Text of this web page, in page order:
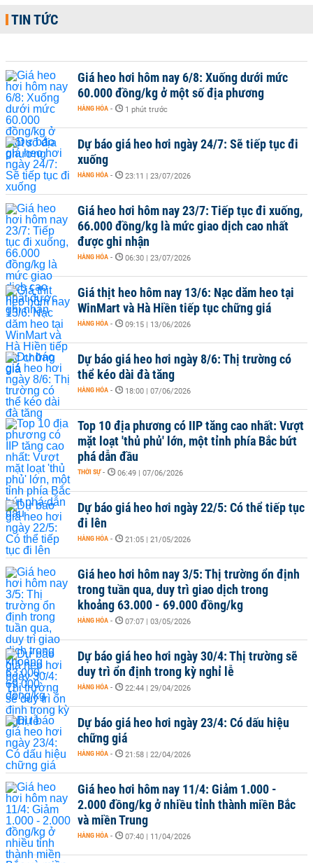
TIN TỨC
Giá heo hơi hôm nay 6/8: Xuống dưới mức
60.000 đồng/kg ở một số địa phương
HÀNG HÓA - 1 phút trước
Dự báo giá heo hơi ngày 24/7: Sẽ tiếp tục đi
xuống
HÀNG HÓA - 23:11 | 23/07/2026
Giá heo hơi hôm nay 23/7: Tiếp tục đi xuống,
66.000 đồng/kg là mức giao dịch cao nhất
được ghi nhận
HÀNG HÓA - 06:30 | 23/07/2026
Giá thịt heo hôm nay 13/6: Nạc dăm heo tại
WinMart và Hà Hiền tiếp tục chững giá
HÀNG HÓA - 09:15 | 13/06/2026
Dự báo giá heo hơi ngày 8/6: Thị trường có
thể kéo dài đà tăng
HÀNG HÓA - 18:00 | 07/06/2026
Top 10 địa phương có IIP tăng cao nhất: Vượt
mặt loạt 'thủ phủ' lớn, một tỉnh phía Bắc bứt
phá dẫn đầu
THỜI SỰ - 06:49 | 07/06/2026
Dự báo giá heo hơi ngày 22/5: Có thể tiếp tục
đi lên
HÀNG HÓA - 21:05 | 21/05/2026
Giá heo hơi hôm nay 3/5: Thị trường ổn định
trong tuần qua, duy trì giao dịch trong
khoảng 63.000 - 69.000 đồng/kg
HÀNG HÓA - 07:07 | 03/05/2026
Dự báo giá heo hơi ngày 30/4: Thị trường sẽ
duy trì ổn định trong kỳ nghỉ lễ
HÀNG HÓA - 22:44 | 29/04/2026
Dự báo giá heo hơi ngày 23/4: Có dấu hiệu
chững giá
HÀNG HÓA - 21:58 | 22/04/2026
Giá heo hơi hôm nay 11/4: Giảm 1.000 -
2.000 đồng/kg ở nhiều tỉnh thành miền Bắc
và miền Trung
HÀNG HÓA - 07:40 | 11/04/2026